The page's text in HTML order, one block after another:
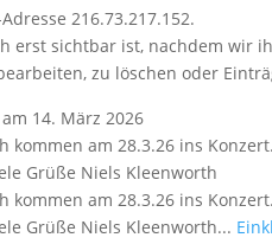
216.73.217.152.
erst sichtbar ist, nachdem wir
zu löschen oder
14. März 2026
kommen am 28.3.26 ins
Grüße Niels Kleenworth
kommen am 28.3.26 ins
Grüße Niels Kleenworth...